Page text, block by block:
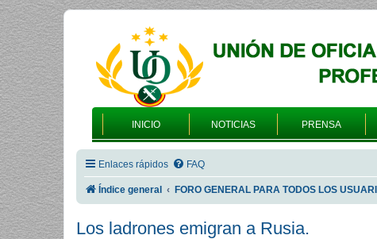
INICIO NOTICIAS PRENSA
Enlaces rápidos FAQ
Índice general FORO GENERAL PARA TODOS LOS
Los ladrones emigran a Rusia.